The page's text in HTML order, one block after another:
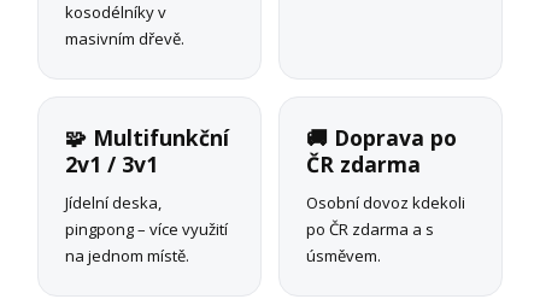
kosodélníky v
masivním dřevě.
🧩 Multifunkční
2v1 / 3v1
Jídelní deska,
pingpong – více využití
na jednom místě.
🚚 Doprava po
ČR zdarma
Osobní dovoz kdekoli
po ČR zdarma a s
úsměvem.